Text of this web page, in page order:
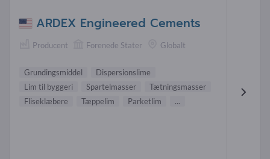
ARDEX Engineered Cements
Producent Forenede Stater Globalt
Grundingsmiddel
Dispersionslime
Lim til byggeri
Spartelmasser
Tætningsmasser
Fliseklæbere
Tæppelim Parketlim ...